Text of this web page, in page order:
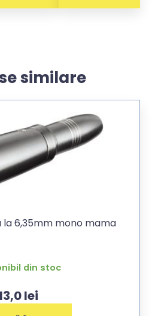
similare
la 6,35mm mono mama
din stoc
lei